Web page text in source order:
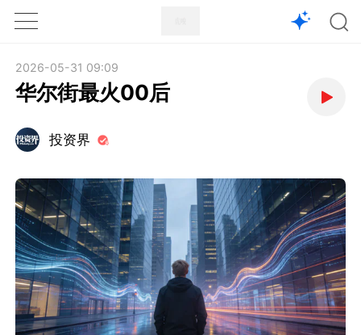
1X
2026-05-31 09:09
华尔街最火00后
投资界